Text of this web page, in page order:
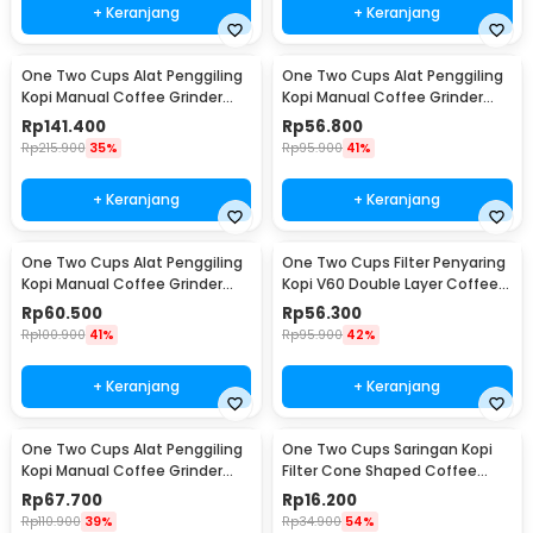
+ Keranjang + Keranjang
One Two Cups Alat Penggiling
Kopi Manual Coffee Grinder
Wood 30g - CW85532
Rp141.400
Rp215.900 35%
+ Keranjang
One Two Cups Alat Penggiling
Kopi Manual Coffee Grinder
160ml - CF012
Rp56.800
Rp95.900 41%
+ Keranjang
One Two Cups Alat Penggiling
Kopi Manual Coffee Grinder
Adjustable - RHNHA0176
Rp60.500
Rp100.900 41%
+ Keranjang
One Two Cups Filter Penyaring
Kopi V60 Double Layer Coffee
Filter - FS-40S
Rp56.300
Rp95.900 42%
+ Keranjang
One Two Cups Alat Penggiling
Kopi Manual Coffee Grinder
Adjustable - CF4146
Rp67.700
Rp110.900 39%
One Two Cups Saringan Kopi
Filter Cone Shaped Coffee
Dripper 1 PCS - K741
Rp16.200
Rp34.900 54%